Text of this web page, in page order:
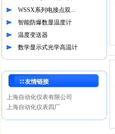
WSSX系列电接点双...
智能防爆数显温度计
温度变送器
数学显示式光学高温计
∷ 友情链接
上海自动化仪表有限公司
上海自动化仪表四厂